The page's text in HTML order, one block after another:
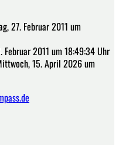
27. Februar 2011 um
2011 um 18:49:34 Uhr
15. April 2026 um